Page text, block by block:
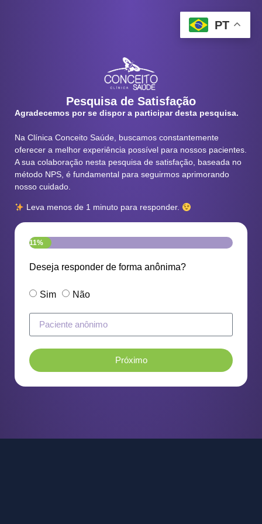
Pesquisa de Satisfação
Agradecemos por se dispor a participar desta pesquisa.
Na Clínica Conceito Saúde, buscamos constantemente
oferecer a melhor experiência possível para nossos pacientes.
A sua colaboração nesta pesquisa de satisfação, baseada no
método NPS, é fundamental para seguirmos aprimorando
nosso cuidado.
Leva menos de 1 minuto para responder.
11%
Deseja responder de forma anônima?
Sim Não
Próximo
PT